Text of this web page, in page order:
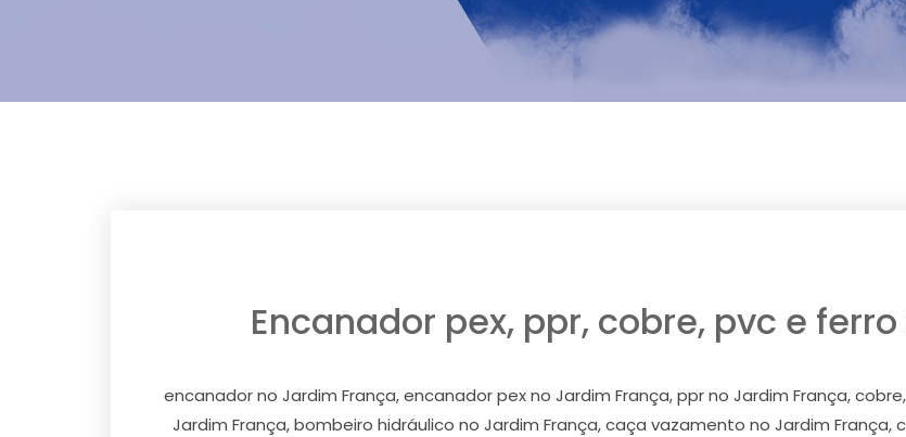
Encanador pex, ppr, cobre, pvc e
encanador no Jardim França, encanador pex no Jardim França, ppr no Jardim França,
Jardim França, bombeiro hidráulico no Jardim França, caça vazamento no Jardim